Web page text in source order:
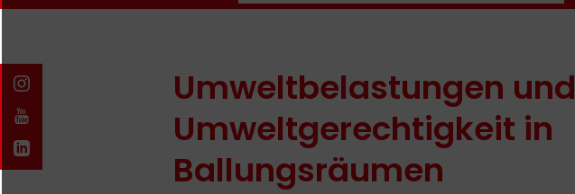
Umweltbelastungen und
Umweltgerechtigkeit in
Ballungsräumen